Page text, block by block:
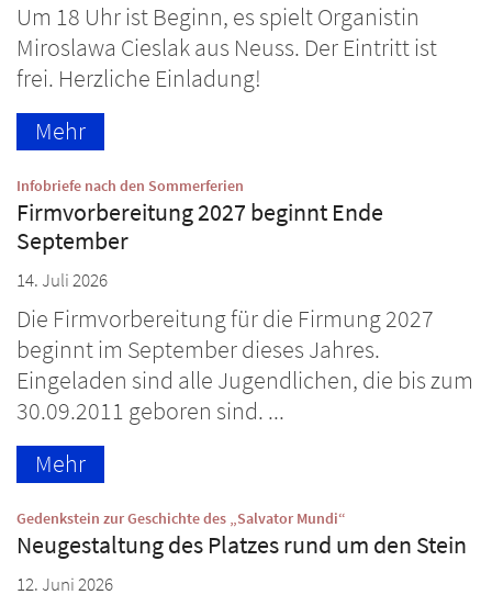
Um 18 Uhr ist Beginn, es spielt Organistin
Miroslawa Cieslak aus Neuss. Der Eintritt ist
frei. Herzliche Einladung!
Mehr
Infobriefe nach den Sommerferien
Firmvorbereitung 2027 beginnt Ende
September
14. Juli 2026
Die Firmvorbereitung für die Firmung 2027
beginnt im September dieses Jahres.
Eingeladen sind alle Jugendlichen, die bis zum
30.09.2011 geboren sind. ...
Mehr
Gedenkstein zur Geschichte des „Salvator Mundi“
Neugestaltung des Platzes rund um den Stein
12. Juni 2026